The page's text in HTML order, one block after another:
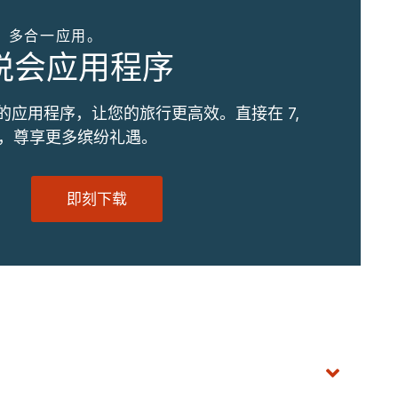
合一应用。
会应用程序
应用程序，让您的旅行更高效。直接在 7,
尊享更多缤纷礼遇。
即刻下载